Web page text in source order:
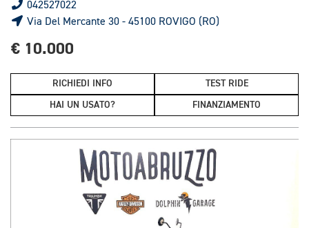
042527022
Via Del Mercante 30 - 45100 ROVIGO (RO)
€ 10.000
RICHIEDI INFO TEST RIDE
HAI UN USATO? FINANZIAMENTO